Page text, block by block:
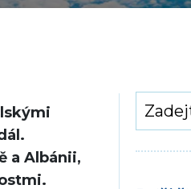
a Albánii,